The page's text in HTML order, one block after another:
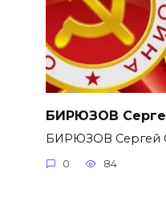
БИРЮЗОВ
БИРЮЗОВ Сергей
0 84